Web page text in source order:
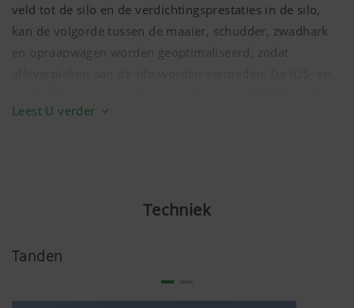
veld tot de silo en de verdichtingsprestaties in de silo,
kan de volgorde tussen de maaier, schudder, zwadhark
en opraapwagen worden geoptimaliseerd, zodat
geïnstalleerd op een smartphone.
alle voertuigen worden duidelijk weergegeven. De
welke velden al geharkt zijn.
Bovendien worden de afstanden tussen de silo en de
velden gebruikt om een optimale oogstvolgorde voor de
Leest U verder
Techniek
Tanden